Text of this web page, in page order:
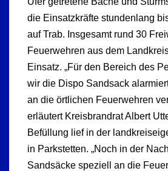
die Einsatzkräfte stundenlang
auf Trab. Insgesamt rund 30
Feuerwehren aus dem
Einsatz. „Für den Bereich des
wir die Dispo Sandsack
an die örtlichen Feuerwehren
erläutert Kreisbrandrat Albert
Befüllung lief in der
in Parkstetten. „Noch in der
Sandsäcke speziell an die